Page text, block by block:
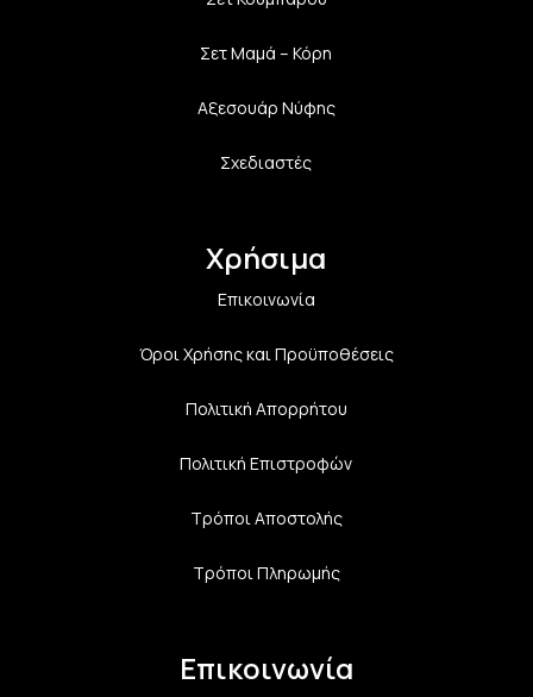
Σετ Μαμά – Κόρη
Αξεσουάρ Νύφης
Σχεδιαστές
Χρήσιμα
Επικοινωνία
Όροι Χρήσης και Προϋποθέσεις
Πολιτική Aπορρήτου
Πολιτική Επιστροφών
Τρόποι Αποστολής
Τρόποι Πληρωμής
Επικοινωνία